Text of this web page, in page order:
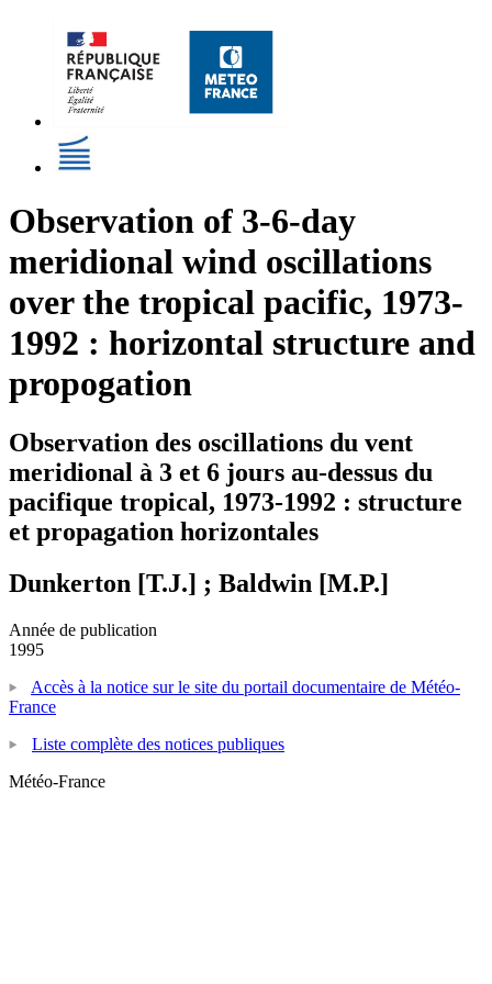
Observation of 3-6-day
meridional wind oscillations
over the tropical pacific, 1973-
1992 : horizontal structure and
propogation
Observation des oscillations du vent
meridional à 3 et 6 jours au-dessus du
pacifique tropical, 1973-1992 : structure
et propagation horizontales
Dunkerton [T.J.] ; Baldwin [M.P.]
Année de publication
1995
Accès à la notice sur le site du portail documentaire de Météo-
France
Liste complète des notices publiques
Météo-France